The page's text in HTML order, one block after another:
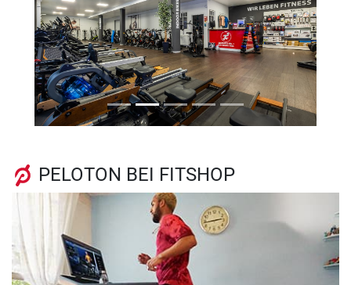
Previous
PELOTON BEI FITSHOP